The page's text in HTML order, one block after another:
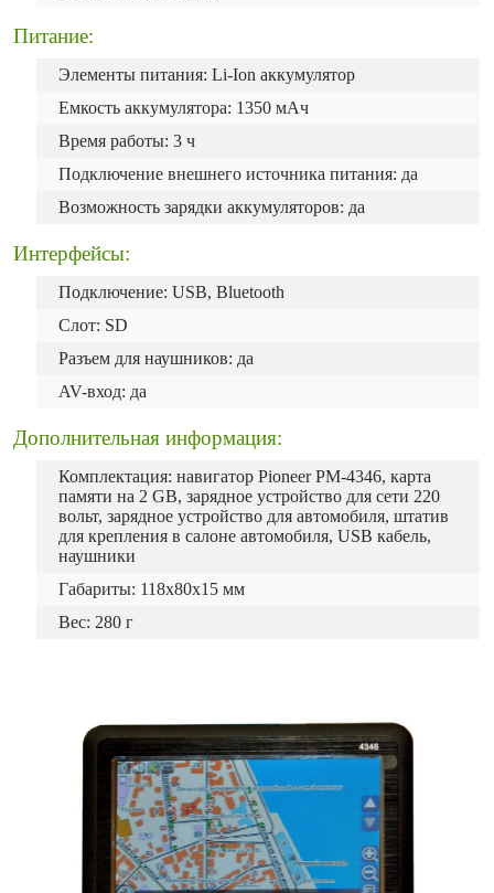
Питание:
Элементы питания: Li-Ion аккумулятор
Емкость аккумулятора: 1350 мАч
Время работы: 3 ч
Подключение внешнего источника питания: да
Возможность зарядки аккумуляторов: да
Интерфейсы:
Подключение: USB, Bluetooth
Слот: SD
Разъем для наушников: да
AV-вход: да
Дополнительная информация:
Комплектация: навигатор Pioneer PM-4346, карта
памяти на 2 GB, зарядное устройство для сети 220
вольт, зарядное устройство для автомобиля, штатив
для крепления в салоне автомобиля, USB кабель,
наушники
Габариты: 118x80x15 мм
Вес: 280 г